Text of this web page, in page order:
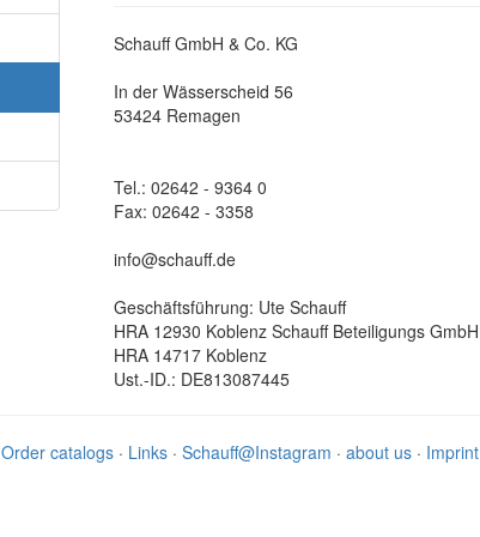
Schauff GmbH & Co. KG
In der Wässerscheid 56
53424 Remagen
Tel.: 02642 - 9364 0
Fax: 02642 - 3358
info@schauff.de
Geschäftsführung: Ute Schauff
HRA 12930 Koblenz Schauff Beteiligungs GmbH
HRA 14717 Koblenz
Ust.-ID.: DE813087445
Order catalogs · Links · Schauff@Instagram · about us · Imprint